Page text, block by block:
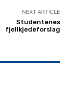
NEXT ARTICLE
Studentenes
fjellkjedeforslag